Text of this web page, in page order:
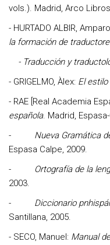
vols.). Madrid, Arco
- HURTADO ALBIR,
la formación de
- Traducción y
- GRIGELMO, Àlex: El
- RAE [Real Academia
española. Madrid,
- Nueva Gramática
Espasa Calpe, 2009.
-
Ortografía de la
2003.
- Diccionario
Santillana, 2005.
- SECO, Manuel: Manual